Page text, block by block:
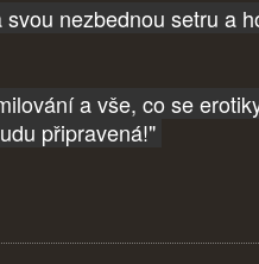
nezbednou setru a
a vše, co se
připravená!"